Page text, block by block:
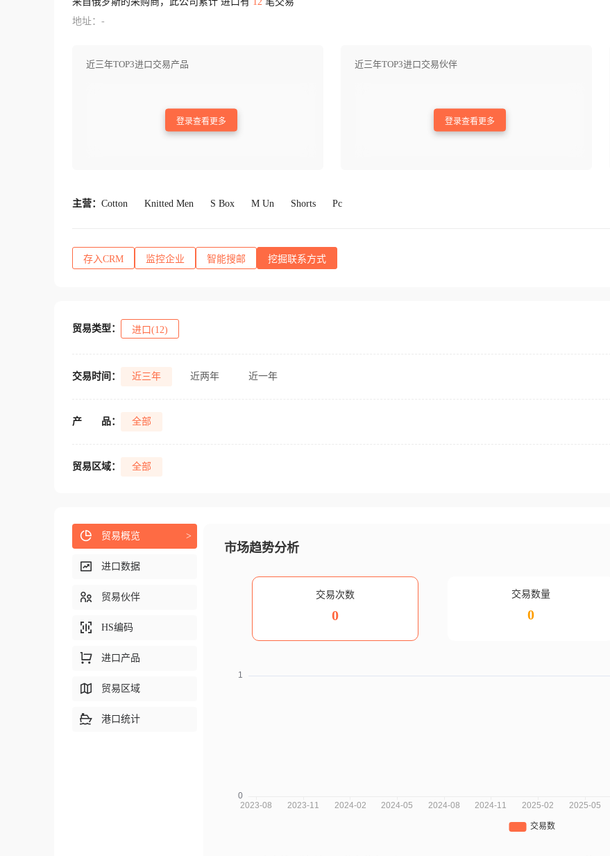
地址：-
近三年TOP3进口交易产品
登录查看更多
近三年TOP3进口交易伙伴
登录查看更多
主营： Cotton Knitted Men S Box M Un Shorts Pc
存入CRM 监控企业 智能搜邮 挖掘联系方式
贸易类型： 进口(12)
交易时间： 近三年 近两年 近一年
产 品： 全部
贸易区域： 全部
市场趋势分析
交易次数
0
交易数量
0
贸易概览 >
进口数据
贸易伙伴
HS编码
进口产品
贸易区域
港口统计